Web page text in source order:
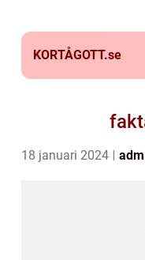
KORTÅGOTT.se
18 januari 2024